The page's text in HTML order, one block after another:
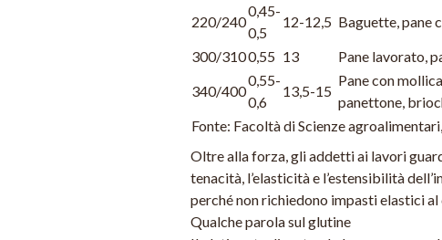
220/240
0,45-
0,5
12-12,5 Baguette, pane
300/3100,55 13
Pane lavorato,
340/400
0,55-
0,6
13,5-15
Pane con
panettone,
Fonte: Facoltà di Scienze
Oltre alla forza, gli addetti ai lavori
tenacità, l’elasticità e l’estensibilità
perché non richiedono impasti elastici
Qualche parola sul glutine